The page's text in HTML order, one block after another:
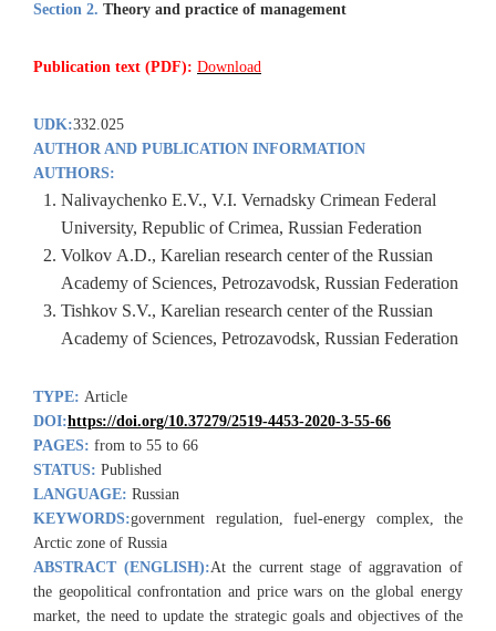
Section 2. Theory and practice of management
Publication text (PDF): Download
UDK:332.025
AUTHOR AND PUBLICATION INFORMATION
AUTHORS:
Nalivaychenko E.V., V.I. Vernadsky Crimean Federal
University, Republic of Crimea, Russian Federation
Volkov A.D., Karelian research center of the Russian
Academy of Sciences, Petrozavodsk, Russian Federation
Tishkov S.V., Karelian research center of the Russian
Academy of Sciences, Petrozavodsk, Russian Federation
TYPE: Article
DOI:https://doi.org/10.37279/2519-4453-2020-3-55-66
PAGES: from to 55 to 66
STATUS: Published
LANGUAGE: Russian
KEYWORDS:government regulation, fuel-energy complex, the
Arctic zone of Russia
ABSTRACT (ENGLISH):At the current stage of aggravation of
the geopolitical confrontation and price wars on the global energy
market, the need to update the strategic goals and objectives of the